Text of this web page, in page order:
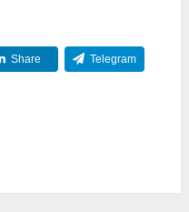
Share Telegram